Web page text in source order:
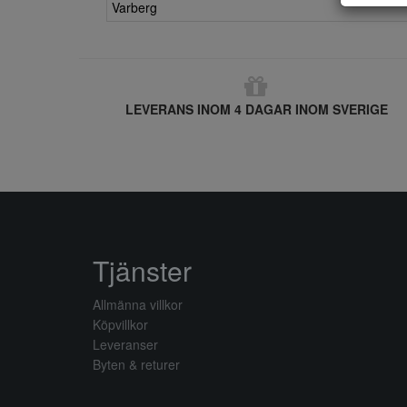
Varberg
LEVERANS INOM 4 DAGAR INOM SVERIGE
Tjänster
Allmänna villkor
Köpvillkor
Leveranser
Byten & returer